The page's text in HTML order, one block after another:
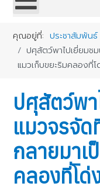
คุณอยู่ที่:ประชาสัมพันธ์
ปศุสัตว์พาไปเยี่ยมช
แมวเก็บขยะริมคลองที่
ปศุสัตว์พา
แมวจรจัด
กลายมาเ
คลองที่โด่